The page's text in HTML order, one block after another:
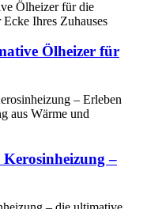
Ölheizer für
Kerosinheizung –